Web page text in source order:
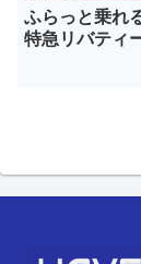
ふらっと乗れ
特急リバティ